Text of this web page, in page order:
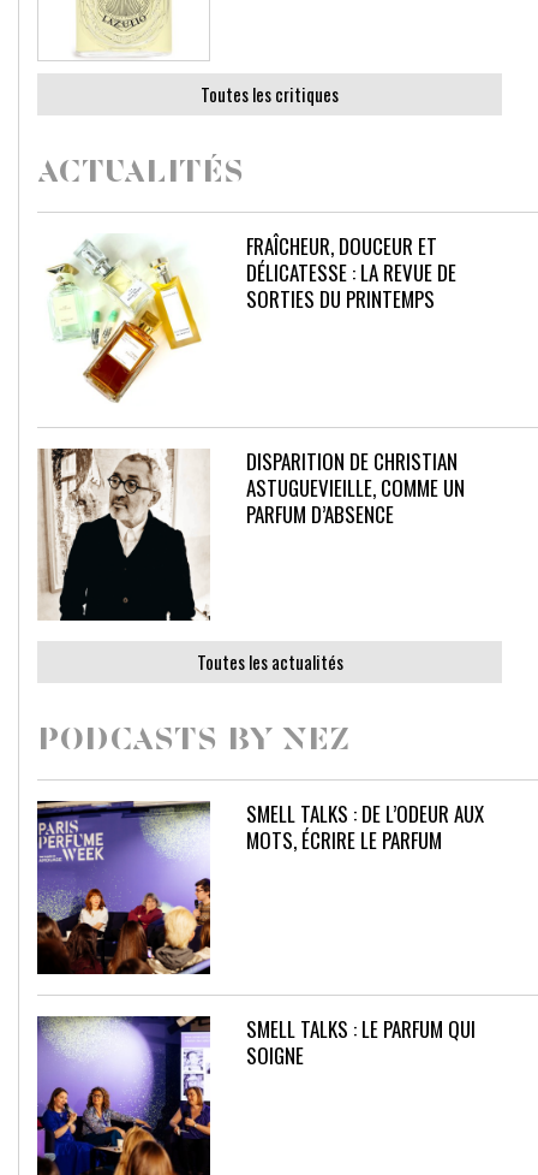
Toutes les critiques
ACTUALITÉS
FRAÎCHEUR, DOUCEUR ET
DÉLICATESSE : LA REVUE DE
SORTIES DU PRINTEMPS
DISPARITION DE CHRISTIAN
ASTUGUEVIEILLE, COMME UN
PARFUM D’ABSENCE
Toutes les actualités
PODCASTS BY NEZ
SMELL TALKS : DE L’ODEUR AUX
MOTS, ÉCRIRE LE PARFUM
SMELL TALKS : LE PARFUM QUI
SOIGNE